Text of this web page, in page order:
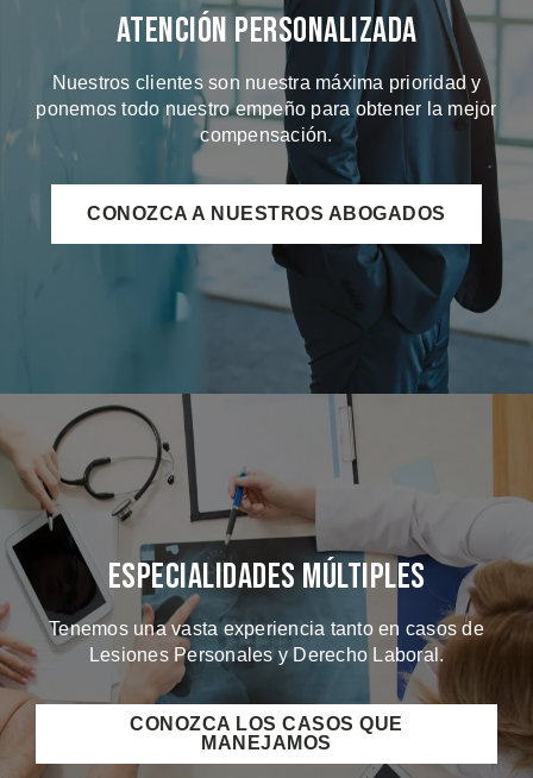
Atención Personalizada
Nuestros clientes son nuestra máxima prioridad y
ponemos todo nuestro empeño para obtener la mejor
compensación.
CONOZCA A NUESTROS ABOGADOS
Especialidades Múltiples
Tenemos una vasta experiencia tanto en casos de
Lesiones Personales y Derecho Laboral.
CONOZCA LOS CASOS QUE
MANEJAMOS